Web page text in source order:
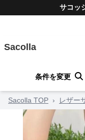
サコッ
Sacolla
条件を変更
Sacolla TOP › レザー